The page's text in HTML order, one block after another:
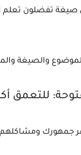
والصيغة
جمهورك